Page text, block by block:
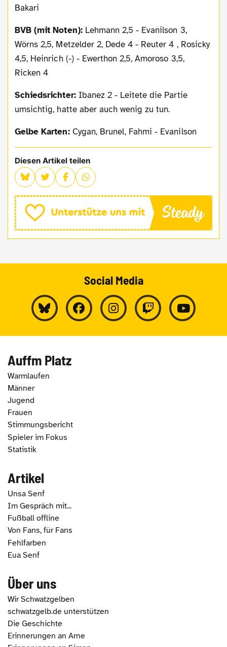
Bakari
BVB (mit Noten): Lehmann 2,5 - Evanilson 3,
Wörns 2,5, Metzelder 2, Dede 4 - Reuter 4 , Rosicky
4,5, Heinrich (-) - Ewerthon 2,5, Amoroso 3,5,
Ricken 4
Schiedsrichter: Ibanez 2 - Leitete die Partie
umsichtig, hatte aber auch wenig zu tun.
Gelbe Karten:Cygan, Brunel, Fahmi - Evanilson
Diesen Artikel teilen
Social Media
Auffm Platz
Warmlaufen
Männer
Jugend
Frauen
Stimmungsbericht
Spieler im Fokus
Statistik
Artikel
Unsa Senf
Im Gespräch mit...
Fußball offline
Von Fans, für Fans
Fehlfarben
Eua Senf
Über uns
Wir Schwatzgelben
schwatzgelb.de unterstützen
Die Geschichte
Erinnerungen an Arne